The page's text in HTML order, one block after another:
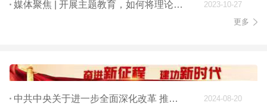
媒体聚焦 | 开展主题教育，如何将理论学习贯穿始终
2023-10-27
更多
中共中央关于进一步全面深化改革 推进中国式现代化的决定 2024-08-20